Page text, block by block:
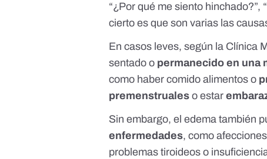
“¿Por qué me siento hinchado?”,
cierto es queson varias las
Encasos leves, según la Clínica
sentado o permanecido en una
como haber comido alimentos o
premenstruales o estar
Sin embargo, el edema también
enfermedades, como
problemas tiroideos o